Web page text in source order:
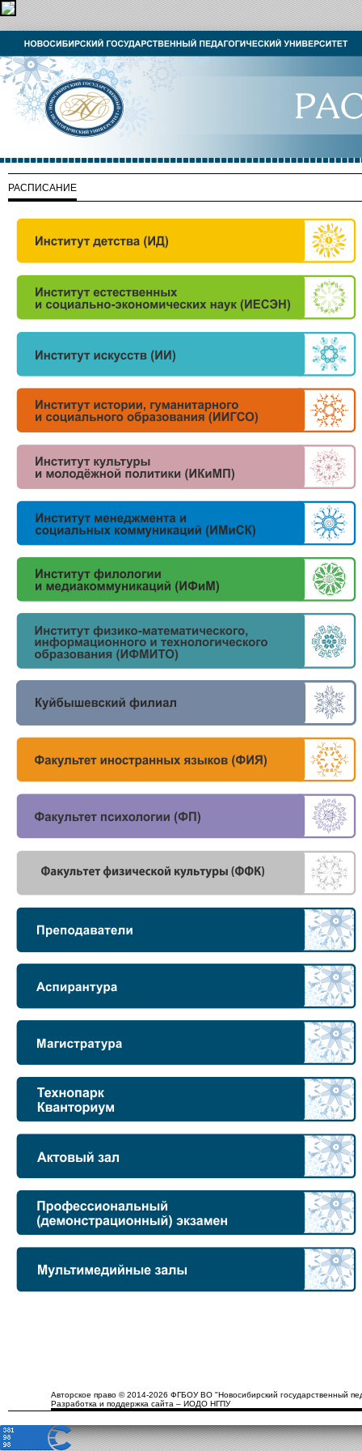
РАСПИСАНИЕ
Авторское право © 2014-2026 ФГБОУ ВО "Новосибирский государственный
Разработка и поддержка сайта – ИОДО НГПУ